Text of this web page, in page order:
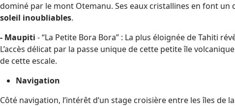
dominé par le mont Otemanu. Ses eaux cristallines en font
soleil inoubliables.
- Maupiti - “La Petite Bora Bora” : La plus éloignée de Tahiti
L’accès délicat par la passe unique de cette petite île
de cette escale.
Navigation
Côté navigation, l’intérêt d’un stage croisière entre les îles de